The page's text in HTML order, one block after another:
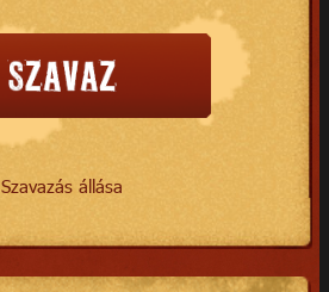
Szavazás állása